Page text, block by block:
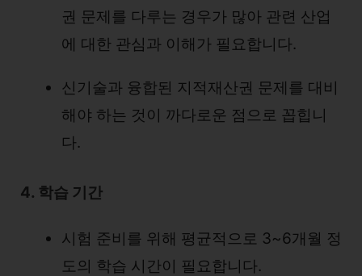
권 문제를 다루는 경우가 많아 관련 산업
에 대한 관심과 이해가 필요합니다.
신기술과 융합된 지적재산권 문제를 대비
해야 하는 것이 까다로운 점으로 꼽힙니
다.
4. 학습 기간
시험 준비를 위해 평균적으로 3~6개월 정
도의 학습 시간이 필요합니다.